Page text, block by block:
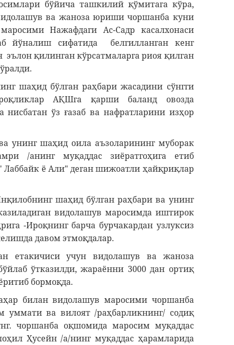
бўйича ташкилий қўмитага кўра,
ва жаноза юриши чоршанба куни
Нажафдаги Ас-Садр касалхонаси
йўналиш сифатида белгилланган кенг
қилинган кўрсатмаларга риоя қилган
шаҳид бўлган раҳбари жасадини сўнгги
АҚШга қарши баланд овозда
нисбатан ўз ғазаб ва нафратларини изҳор
унинг шаҳид оила аъзоларининг муборак
/анинг муқаддас зиёратгоҳига етиб
ё Али" деган шижоатли ҳайқриқлар
шаҳид бўлган раҳбари ва унинг
видолашув маросимда иштирок
-Ироқнинг барча бурчакардан узлуксиз
давом этмоқдалар.
етакичиси учун видолашув ва жаноза
ўтказилди, жараённи 3000 дан ортиқ
бормоқда.
билан видолашув маросими чоршанба
ва вилоят /раҳбарликнинг/ содиқ
чоршанба оқшомида маросим муқаддас
Ҳусейн /а/нинг муқаддас ҳарамларида